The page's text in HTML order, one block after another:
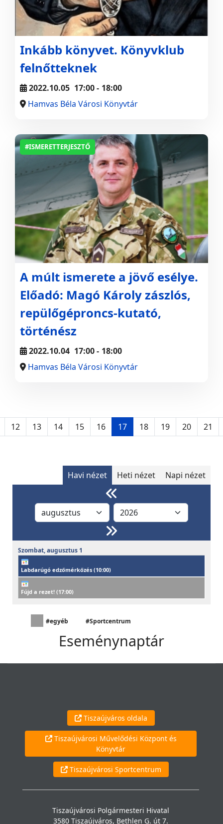
Inkább könyvet. Könyvklub
felnőtteknek
2022.10.05 17:00- 18:00
Hamvas Béla Városi Könyvtár
#ISMERETTERJESZTŐ
A múlt ismerete a jövő esélye.
Előadó: Magó Károly zászlós,
repülőgéproncs-kutató,
történész
2022.10.04 17:00- 18:00
Hamvas Béla Városi Könyvtár
12 13 14 15 16 17 18 19 20 21
Havi nézet Heti nézet Napi nézet
Szombat,augusztus 1
Labdarúgó edzőmérkőzés (10:00)
Fújd a rezet! (17:00)
#egyéb #Sportcentrum
Eseménynaptár
Tiszaújváros oldala
Tiszaújvárosi Művelődési Központ és
Könyvtár
Tiszaújvárosi Sportcentrum
Tiszaújvárosi Polgármesteri Hivatal
3580 Tiszaújváros, Bethlen G. út 7.